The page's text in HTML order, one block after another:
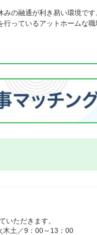
の融通が利き易い環境です
っているアットホームな職
いただきます。
木土／9：00～13：00